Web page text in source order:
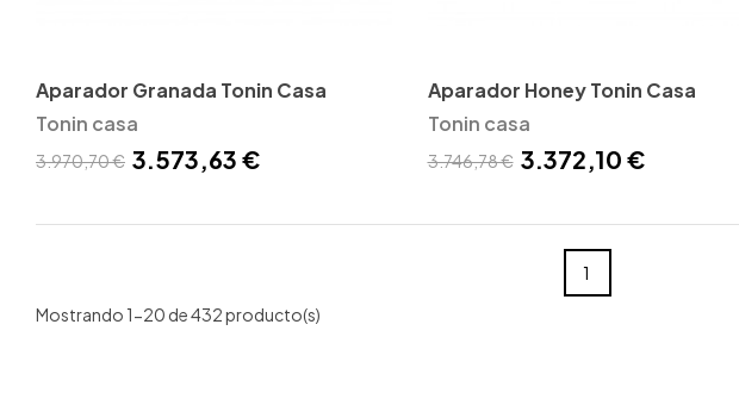
Aparador Granada Tonin Casa
Tonin casa
3.970,70 € 3.573,63 €
Aparador Honey Tonin Casa
Tonin casa
3.746,78 € 3.372,10 €
Mostrando 1-20 de 432 producto(s)
1